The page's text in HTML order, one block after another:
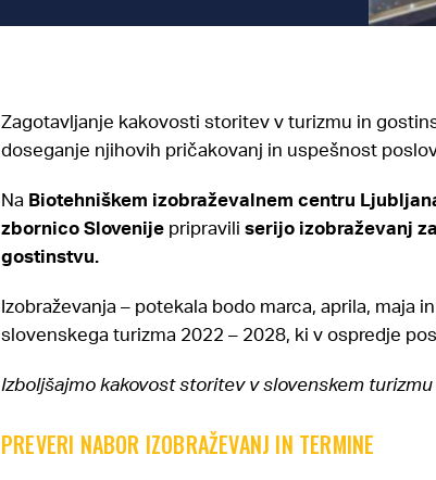
Zagotavljanje kakovosti storitev v turizmu in
doseganje njihovih pričakovanj in uspešnost
Na Biotehniškem izobraževalnem centru
zbornico Slovenije pripravili serijo izobraževanj
gostinstvu.
Izobraževanja – potekala bodo marca, aprila, maja
slovenskega turizma 2022 – 2028, ki v ospredje
Izboljšajmo kakovost storitev v slovenskem
PREVERI NABOR IZOBRAŽEVANJ IN TERMINE